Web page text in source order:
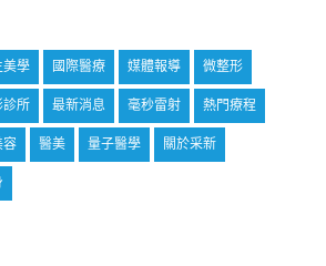
美學 國際醫療 媒體報導 微整形
診所 最新消息 毫秒雷射 熱門療程
容 醫美 量子醫學 關於采新